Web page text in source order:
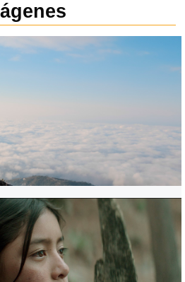
DEL MUNDO, TOMADA DE
FILMINLATINO